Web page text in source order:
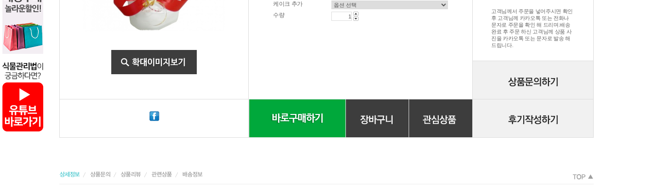
케이크 추가
수량
고객님께서 주문을 넣어주시면 확인
후 고객님께 카카오톡 또는 전화나
문자로 주문을 확인 해 드리며.배송
완료 후 주문 하신 고객님께 상품 사
진을 카카오톡 또는 문자로 발송 해
드립니다.